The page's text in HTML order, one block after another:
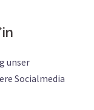
unser
Socialmedia